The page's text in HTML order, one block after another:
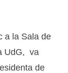
a la Sala de
UdG, va
de